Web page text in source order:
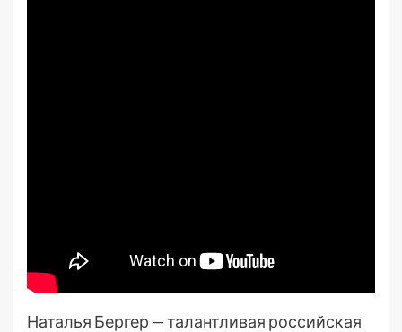
Наталья Бергер — талантливая российская